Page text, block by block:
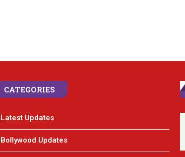
CATEGORIES
Latest Updates
Bollywood Updates